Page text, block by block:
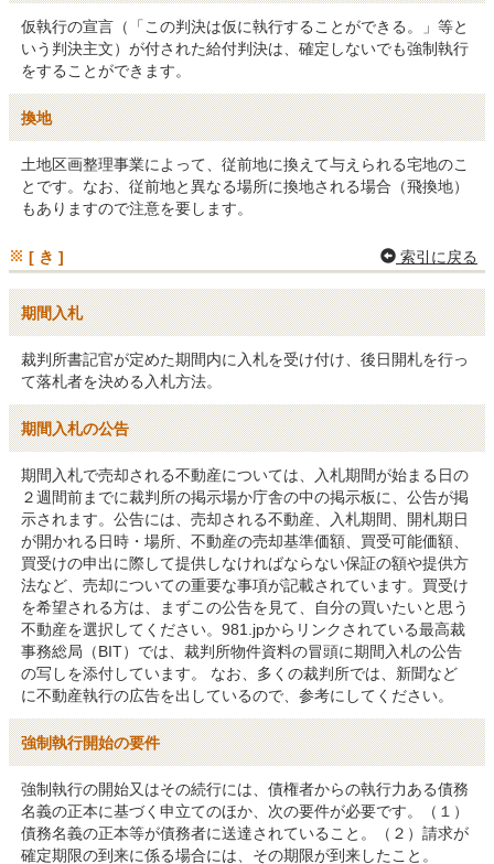
仮執行の宣言（「この判決は仮に執行することができる。」等と
いう判決主文）が付された給付判決は、確定しないでも強制執行
をすることができます。
換地
土地区画整理事業によって、従前地に換えて与えられる宅地のこ
とです。なお、従前地と異なる場所に換地される場合（飛換地）
もありますので注意を要します。
[ き ] 索引に戻る
期間入札
裁判所書記官が定めた期間内に入札を受け付け、後日開札を行っ
て落札者を決める入札方法。
期間入札の公告
期間入札で売却される不動産については、入札期間が始まる日の
２週間前までに裁判所の掲示場か庁舎の中の掲示板に、公告が掲
示されます。公告には、売却される不動産、入札期間、開札期日
が開かれる日時・場所、不動産の売却基準価額、買受可能価額、
買受けの申出に際して提供しなければならない保証の額や提供方
法など、売却についての重要な事項が記載されています。買受け
を希望される方は、まずこの公告を見て、自分の買いたいと思う
不動産を選択してください。981.jpからリンクされている最高裁
事務総局（BIT）では、裁判所物件資料の冒頭に期間入札の公告
の写しを添付しています。 なお、多くの裁判所では、新聞など
に不動産執行の広告を出しているので、参考にしてください。
強制執行開始の要件
強制執行の開始又はその続行には、債権者からの執行力ある債務
名義の正本に基づく申立てのほか、次の要件が必要です。（１）
債務名義の正本等が債務者に送達されていること。（２）請求が
確定期限の到来に係る場合には、その期限が到来したこと。